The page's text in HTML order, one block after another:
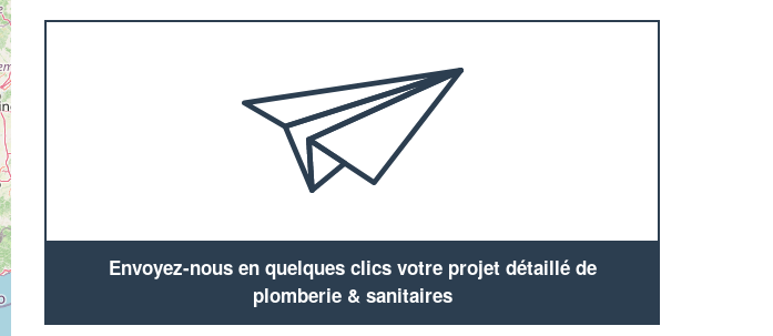
Envoyez-nous en quelques clics votre projet détaillé de
plomberie & sanitaires